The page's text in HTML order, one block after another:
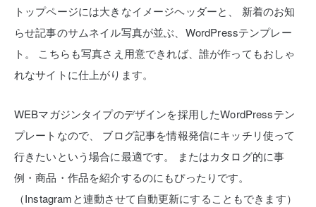
トップページには大きなイメージヘッダーと、
新着のお知
らせ記事のサムネイル写真が並ぶ、WordPressテンプレー
ト。
こちらも写真さえ用意できれば、誰が作ってもおしゃ
れなサイトに仕上がります。
WEBマガジンタイプのデザインを採用したWordPressテン
プレートなので、
ブログ記事を情報発信にキッチリ使って
行きたいという場合に最適です。
またはカタログ的に事
例・商品・作品を紹介するのにもぴったりです。
（Instagramと連動させて自動更新にすることもできます）